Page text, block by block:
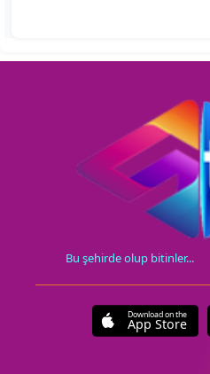
Bu şehirde olup bitinler...
Download on the
App Store